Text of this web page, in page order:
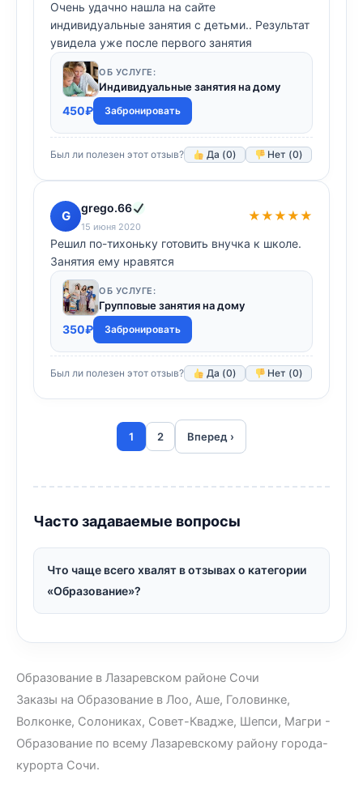
Очень удачно нашла на сайте
индивидуальные занятия с детьми.. Результат
увидела уже после первого занятия
ОБ УСЛУГЕ:
Индивидуальные занятия на дому
450₽ Забронировать
Был ли полезен этот отзыв? Да (0) Нет (0)
G
grego.66
15 июня 2020
★★★★★
Решил по-тихоньку готовить внучка к школе.
Занятия ему нравятся
ОБ УСЛУГЕ:
Групповые занятия на дому
350₽ Забронировать
Был ли полезен этот отзыв? Да (0) Нет (0)
1 2 Вперед ›
Часто задаваемые вопросы
Что чаще всего хвалят в отзывах о категории
«Образование»?
Образование в Лазаревском районе Сочи
Заказы на Образование в Лоо, Аше, Головинке,
Волконке, Солониках, Совет-Квадже, Шепси, Магри -
Образование по всему Лазаревскому району города-
курорта Сочи.